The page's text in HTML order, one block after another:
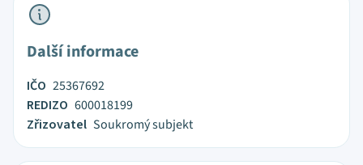
Další informace
IČO 25367692
REDIZO 600018199
Zřizovatel Soukromý subjekt